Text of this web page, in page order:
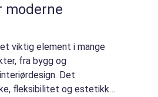
moderne
viktig element i mange
fra bygg og
Det
fleksibilitet og estetikk